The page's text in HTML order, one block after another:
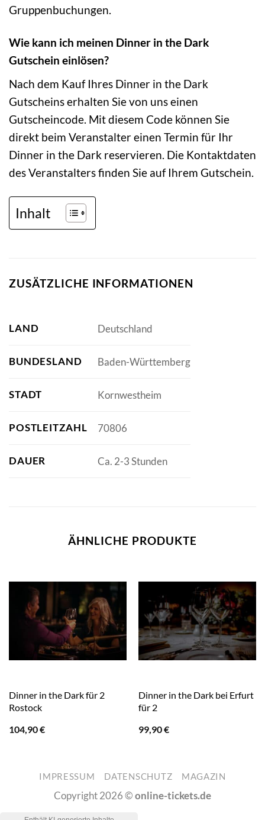
Gruppenbuchungen.
Wie kann ich meinen Dinner in the Dark
Gutschein einlösen?
Nach dem Kauf Ihres Dinner in the Dark
Gutscheins erhalten Sie von uns einen
Gutscheincode. Mit diesem Code können Sie
direkt beim Veranstalter einen Termin für Ihr
Dinner in the Dark reservieren. Die Kontaktdaten
des Veranstalters finden Sie auf Ihrem Gutschein.
Inhalt
ZUSÄTZLICHE INFORMATIONEN
LAND Deutschland
BUNDESLAND Baden-Württemberg
STADT Kornwestheim
POSTLEITZAHL 70806
DAUER Ca. 2-3 Stunden
ÄHNLICHE PRODUKTE
Dinner in the Dark für 2
Rostock
104,90€
Dinner in the Dark bei Erfurt
für 2
99,90€
IMPRESSUM DATENSCHUTZ MAGAZIN
Copyright 2026 ©online-tickets.de